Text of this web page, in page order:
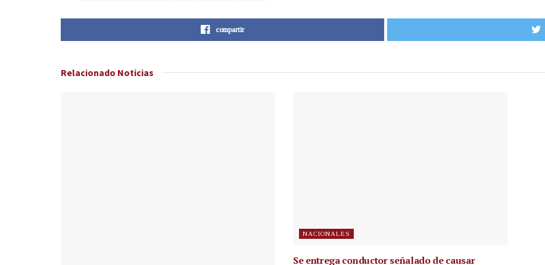
compartir
Relacionado Noticias
NACIONALES
Se entrega conductor señalado de causar